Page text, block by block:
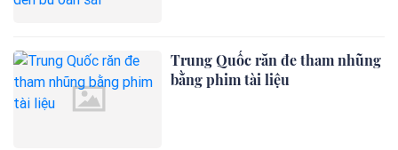
Trung Quốc răn đe tham nhũng
bằng phim tài liệu